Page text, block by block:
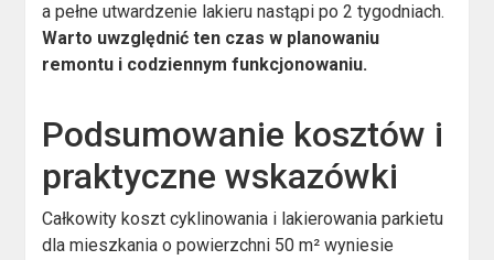
a pełne utwardzenie lakieru nastąpi po 2 tygodniach.
Warto uwzględnić ten czas w planowaniu
remontu i codziennym funkcjonowaniu.
Podsumowanie kosztów i
praktyczne wskazówki
Całkowity koszt cyklinowania i lakierowania parkietu
dla mieszkania o powierzchni 50 m² wyniesie